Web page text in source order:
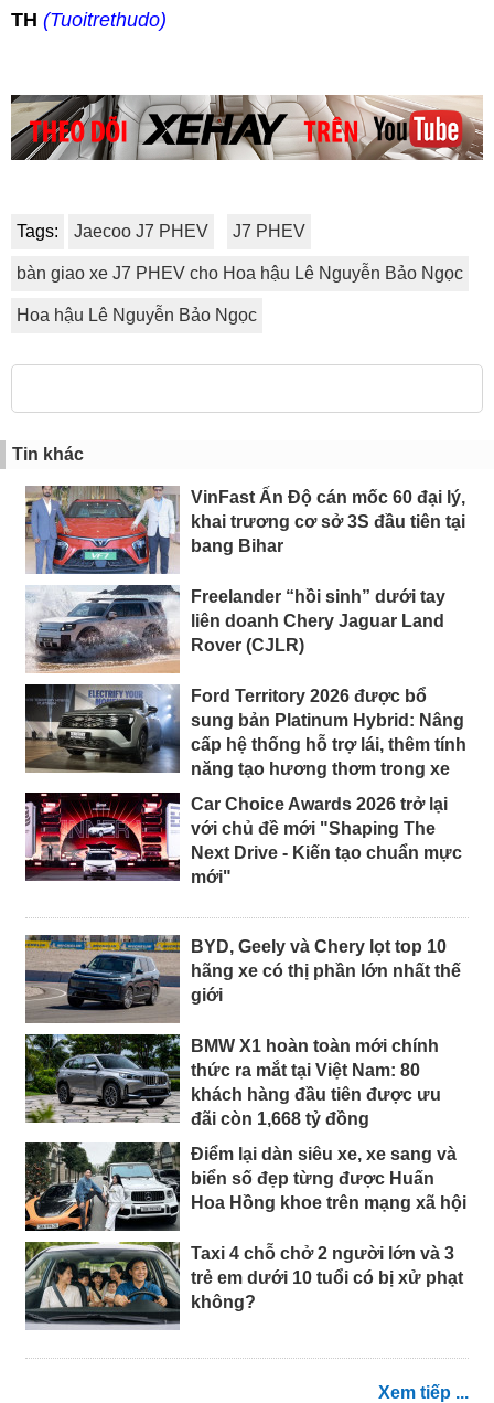
TH (Tuoitrethudo)
Tags: Jaecoo J7 PHEV J7 PHEV
bàn giao xe J7 PHEV cho Hoa hậu Lê Nguyễn Bảo Ngọc
Hoa hậu Lê Nguyễn Bảo Ngọc
Tin khác
VinFast Ấn Độ cán mốc 60 đại lý,
khai trương cơ sở 3S đầu tiên tại
bang Bihar
Freelander “hồi sinh” dưới tay
liên doanh Chery Jaguar Land
Rover (CJLR)
Ford Territory 2026 được bổ
sung bản Platinum Hybrid: Nâng
cấp hệ thống hỗ trợ lái, thêm tính
năng tạo hương thơm trong xe
Car Choice Awards 2026 trở lại
với chủ đề mới "Shaping The
Next Drive - Kiến tạo chuẩn mực
mới"
BYD, Geely và Chery lọt top 10
hãng xe có thị phần lớn nhất thế
giới
BMW X1 hoàn toàn mới chính
thức ra mắt tại Việt Nam: 80
khách hàng đầu tiên được ưu
đãi còn 1,668 tỷ đồng
Điểm lại dàn siêu xe, xe sang và
biển số đẹp từng được Huấn
Hoa Hồng khoe trên mạng xã hội
Taxi 4 chỗ chở 2 người lớn và 3
trẻ em dưới 10 tuổi có bị xử phạt
không?
Xem tiếp ...